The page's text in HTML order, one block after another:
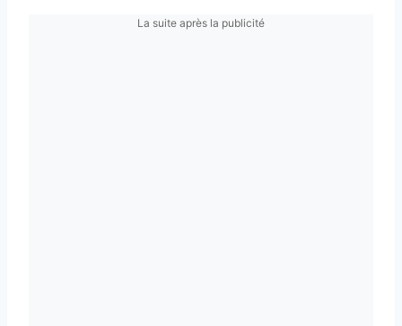
La suite après la publicité